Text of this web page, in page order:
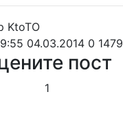
04.03.2014 0 1479
пост
1